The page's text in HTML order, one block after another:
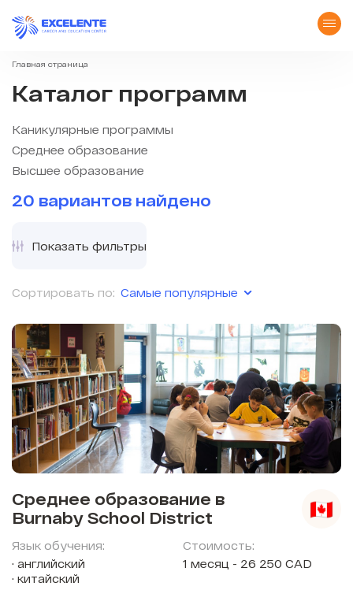
Главная страница
Каталог программ
Каникулярные программы
Среднее образование
Высшее образование
20 вариантов найдено
Сортировать по: Самые популярные
Показать фильтры
Среднее образование в
Burnaby School District
Язык обучения:
английский
китайский
Стоимость:
1 месяц - 26 250 CAD